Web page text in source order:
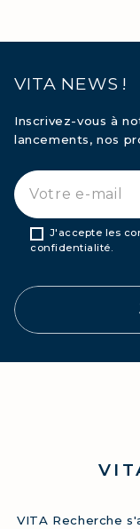
VITA NEWS !
Inscrivez-vous à
lancements, nos
J'accepte les
confidentialité.
VITA Recherche